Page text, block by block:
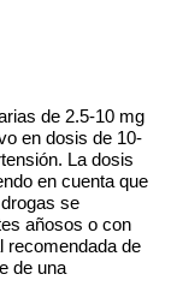
de 2.5-10 mg
en dosis de 10-
La dosis
en cuenta que
se
añosos o con
recomendada de
de una